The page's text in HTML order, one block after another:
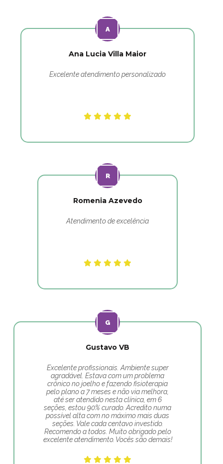
Ana Lucia Villa Maior
Excelente atendimento personalizado
Romenia Azevedo
Atendimento de excelência
Gustavo VB
Excelente profissionais. Ambiente super
agradável. Estava com um problema
crônico no joelho e fazendo fisioterapia
pelo plano a 7 meses e não via melhora,
até ser atendido nesta clínica, em 6
seções, estou 90% curado. Acredito numa
possível alta com no máximo mais duas
seções. Vale cada centavo investido.
Recomendo a todos. Muito obrigado pelo
excelente atendimento. Vocês são demais!